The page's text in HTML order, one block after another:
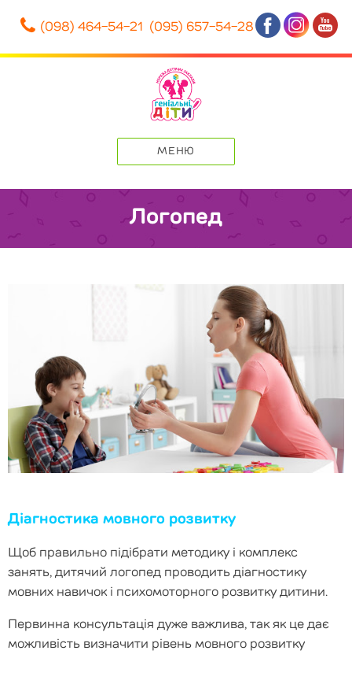
(098) 464-54-21 (095) 657-54-28
МЕНЮ
Логопед
Діагностика мовного розвитку
Щоб правильно підібрати методику і комплекс
занять, дитячий логопед проводить діагностику
мовних навичок і психомоторного розвитку дитини.
Первинна консультація дуже важлива, так як це дає
можливість визначити рівень мовного розвитку